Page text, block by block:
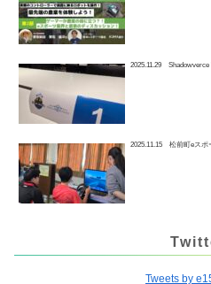
2025.11.29
2025.11.15 松前町eスポ
Tweets by